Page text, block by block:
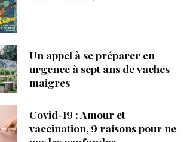
Un appel à se préparer en
urgence à sept ans de vaches
maigres
Covid-19 : Amour et
vaccination, 9 raisons pour ne